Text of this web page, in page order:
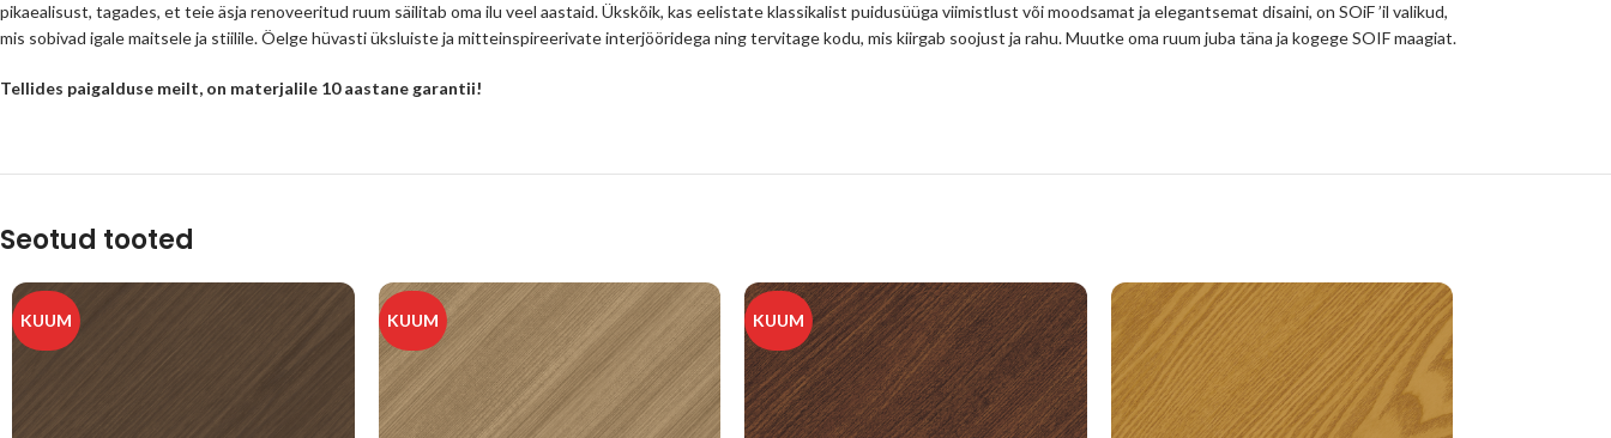
pikaealisust, tagades, et teie äsja renoveeritud ruum säilitab oma ilu veel aastaid. Ükskõik, kas eelistate klassikalist puidusüüga viimistlust või moodsamat ja elegantsemat disaini, on SOiF ’il valikud,
mis sobivad igale maitsele ja stiilile. Öelge hüvasti üksluiste ja mitteinspireerivate interjööridega ning tervitage kodu, mis kiirgab soojust ja rahu. Muutke oma ruum juba täna ja kogege SOIF maagiat.
Tellides paigalduse meilt, on materjalile 10 aastane garantii!
Seotud tooted
KUUM KUUM KUUM